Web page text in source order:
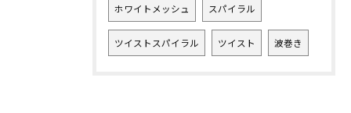
ホワイトメッシュ スパイラル
ツイストスパイラル ツイスト 波巻き